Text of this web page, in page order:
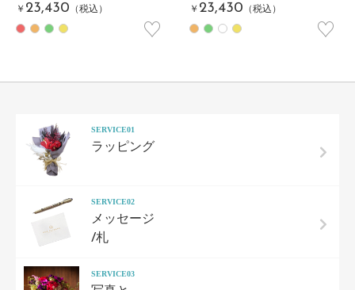
￥ 23,430 （税込）
♡
￥ 23,430 （税込）
♡
SERVICE01
ラッピング
SERVICE02
メッセージ
/札
SERVICE03